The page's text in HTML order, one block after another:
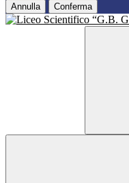
Annulla Conferma